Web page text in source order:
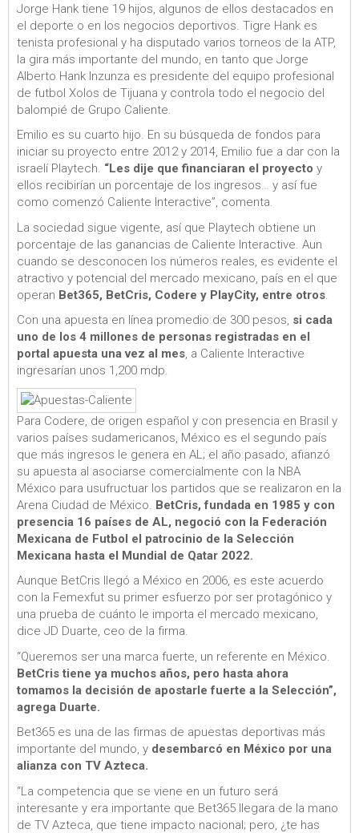
Jorge Hank tiene 19 hijos, algunos de ellos destacados en
el deporte o en los negocios deportivos. Tigre Hank es
tenista profesional y ha disputado varios torneos de la ATP,
la gira más importante del mundo, en tanto que Jorge
Alberto Hank Inzunza es presidente del equipo profesional
de futbol Xolos de Tijuana y controla todo el negocio del
balompié de Grupo Caliente.
Emilio es su cuarto hijo. En su búsqueda de fondos para
iniciar su proyecto entre 2012 y 2014, Emilio fue a dar con la
israelí Playtech. “Les dije que financiaran el proyecto y
ellos recibirían un porcentaje de los ingresos… y así fue
como comenzó Caliente Interactive”, comenta.
La sociedad sigue vigente, así que Playtech obtiene un
porcentaje de las ganancias de Caliente Interactive. Aun
cuando se desconocen los números reales, es evidente el
atractivo y potencial del mercado mexicano, país en el que
operan Bet365, BetCris, Codere y PlayCity, entre otros
Con una apuesta en línea promedio de 300 pesos, si cada
uno de los 4 millones de personas registradas en el
portal apuesta una vez al mes, a Caliente Interactive
ingresarían unos 1,200 mdp.
Para Codere, de origen español y con presencia en Brasil y
varios países sudamericanos, México es el segundo país
que más ingresos le genera en AL; el año pasado, afianzó
su apuesta al asociarse comercialmente con la NBA
México para usufructuar los partidos que se realizaron en la
Arena Ciudad de México. BetCris, fundada en 1985 y con
presencia 16 países de AL, negoció con la Federación
Mexicana de Futbol el patrocinio de la Selección
Mexicana hasta el Mundial de Qatar 2022.
Aunque BetCris llegó a México en 2006, es este acuerdo
con la Femexfut su primer esfuerzo por ser protagónico y
una prueba de cuánto le importa el mercado mexicano,
dice JD Duarte, ceo de la firma.
“Queremos ser una marca fuerte, un referente en México.
BetCris tiene ya muchos años, pero hasta ahora
tomamos la decisión de apostarle fuerte a la Selección”,
agrega Duarte.
Bet365 es una de las firmas de apuestas deportivas más
importante del mundo, y desembarcó en México por una
alianza con TV Azteca.
“La competencia que se viene en un futuro será
interesante y era importante que Bet365 llegara de la mano
de TV Azteca, que tiene impacto nacional; pero, ¿te has